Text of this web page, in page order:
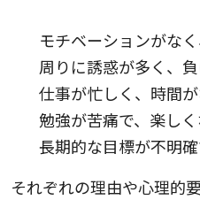
モチベーションがな
周りに誘惑が多く、
仕事が忙しく、時間
勉強が苦痛で、楽し
長期的な目標が不明
それぞれの理由や心理的